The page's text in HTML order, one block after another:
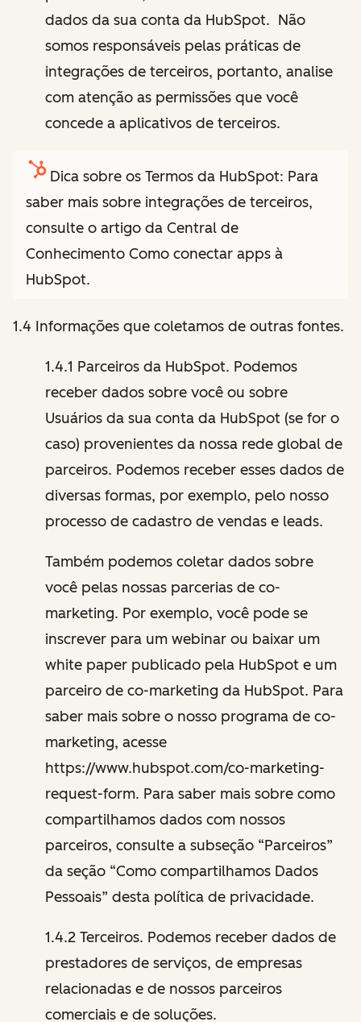
dados da sua conta da HubSpot. Não
somos responsáveis pelas práticas de
integrações de terceiros, portanto, analise
com atenção as permissões que você
concede a aplicativos de terceiros.
Dica sobre os Termos da HubSpot: Para
saber mais sobre integrações de terceiros,
consulte o artigo da Central de
Conhecimento Como conectar apps à
HubSpot.
1.4 Informações que coletamos de outras fontes.
1.4.1 Parceiros da HubSpot. Podemos
receber dados sobre você ou sobre
Usuários da sua conta da HubSpot (se for o
caso) provenientes da nossa rede global de
parceiros. Podemos receber esses dados de
diversas formas, por exemplo, pelo nosso
processo de cadastro de vendas e leads.
Também podemos coletar dados sobre
você pelas nossas parcerias de co-
marketing. Por exemplo, você pode se
inscrever para um webinar ou baixar um
white paper publicado pela HubSpot e um
parceiro de co-marketing da HubSpot. Para
saber mais sobre o nosso programa de co-
marketing, acesse
https://www.hubspot.com/co-marketing-
request-form. Para saber mais sobre como
compartilhamos dados com nossos
parceiros, consulte a subseção “Parceiros”
da seção “Como compartilhamos Dados
Pessoais” desta política de privacidade.
1.4.2 Terceiros. Podemos receber dados de
prestadores de serviços, de empresas
relacionadas e de nossos parceiros
comerciais e de soluções.